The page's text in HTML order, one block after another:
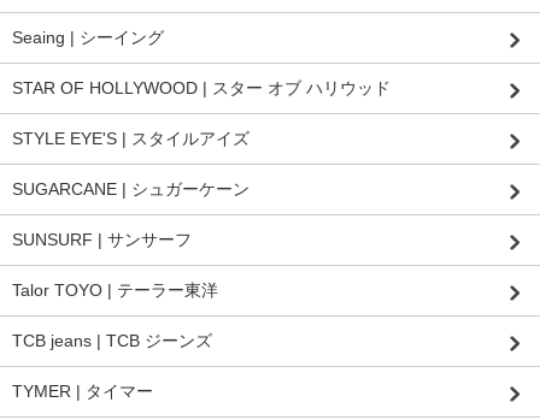
Seaing | シーイング
STAR OF HOLLYWOOD | スター オブ ハリウッド
STYLE EYE'S | スタイルアイズ
SUGARCANE | シュガーケーン
SUNSURF | サンサーフ
Talor TOYO | テーラー東洋
TCB jeans | TCB ジーンズ
TYMER | タイマー